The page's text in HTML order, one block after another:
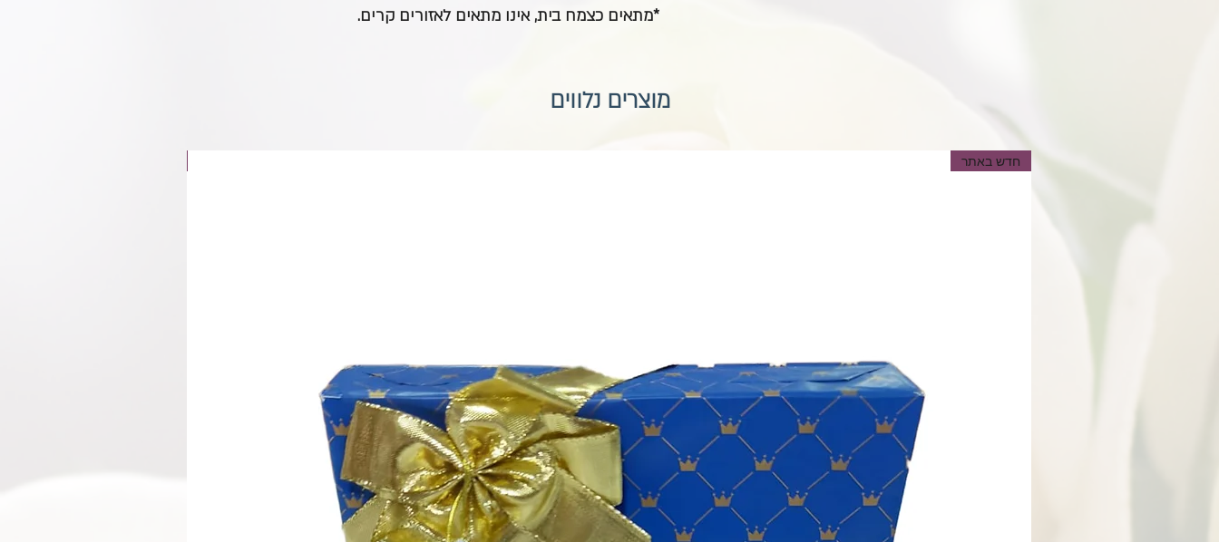
*מתאים כצמח בית, אינו מתאים לאזורים קרים.
מוצרים נלווים
חדש באתר